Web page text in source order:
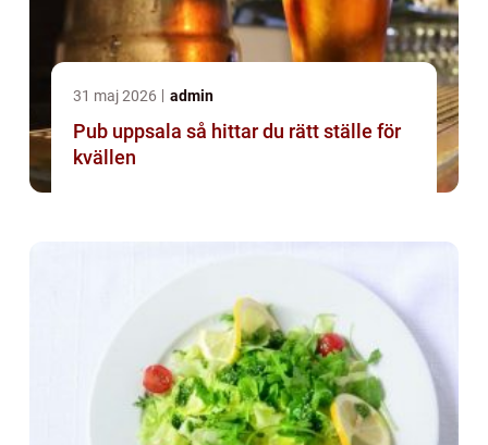
31 maj 2026 admin
Pub uppsala så hittar du rätt ställe för
kvällen